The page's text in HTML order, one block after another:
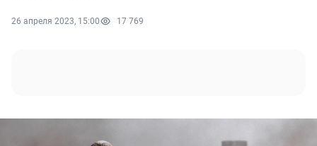
26 апреля 2023, 15:00 17 769